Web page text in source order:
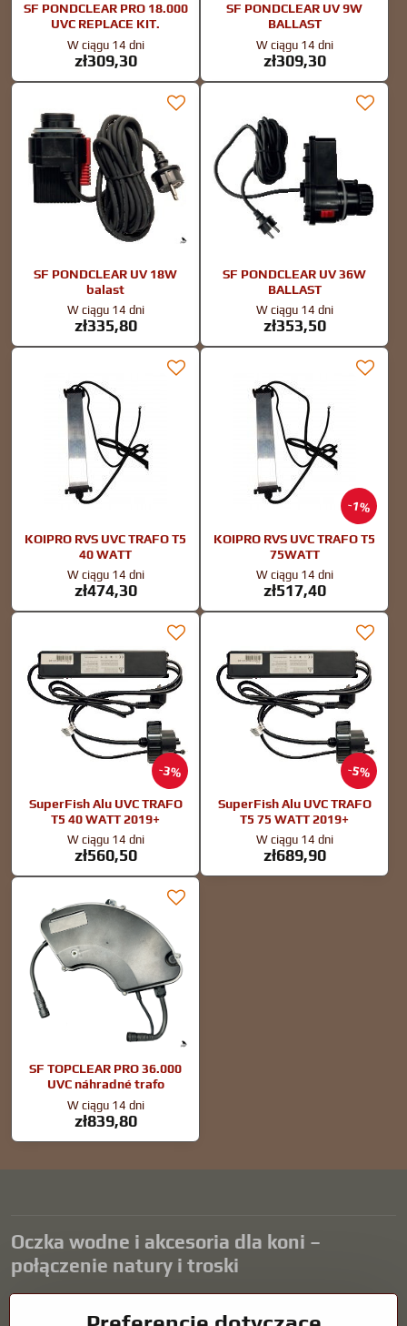
SF PONDCLEAR PRO 18.000
UVC REPLACE KIT.
W ciągu 14 dni
zł309,30
SF PONDCLEAR UV 9W
BALLAST
W ciągu 14 dni
zł309,30
SF PONDCLEAR UV 18W
balast
W ciągu 14 dni
zł335,80
SF PONDCLEAR UV 36W
BALLAST
W ciągu 14 dni
zł353,50
KOIPRO RVS UVC TRAFO T5
40 WATT
W ciągu 14 dni
zł474,30
1%
KOIPRO RVS UVC TRAFO T5
75WATT
W ciągu 14 dni
zł517,40
3%
SuperFish Alu UVC TRAFO
T5 40 WATT 2019+
W ciągu 14 dni
zł560,50
5%
SuperFish Alu UVC TRAFO
T5 75 WATT 2019+
W ciągu 14 dni
zł689,90
SF TOPCLEAR PRO 36.000
UVC náhradné trafo
W ciągu 14 dni
zł839,80
Oczka wodne i akcesoria dla koni –
połączenie natury i troski
harmonijne środowisko sprzyjające relaksowi i życiu zwierząt